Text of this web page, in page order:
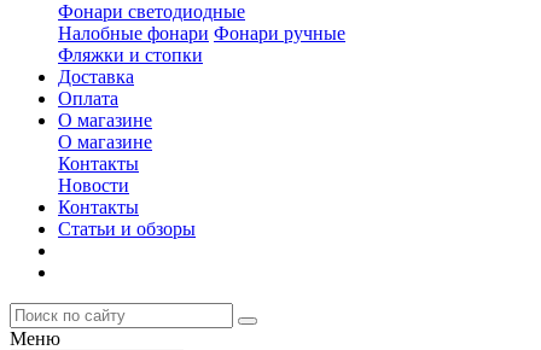
Фонари светодиодные
Налобные фонари Фонари ручные
Фляжки и стопки
Доставка
Оплата
О магазине
О магазине
Контакты
Новости
Контакты
Статьи и обзоры
Меню